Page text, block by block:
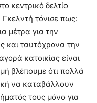
κεντρικό δελτίο
τόνισε πως:
μέτρα για την
και ταυτόχρονα την
κατοικίας είναι
βλέπουμε ότι πολλά
να καταβάλλουν
τους μόνο για